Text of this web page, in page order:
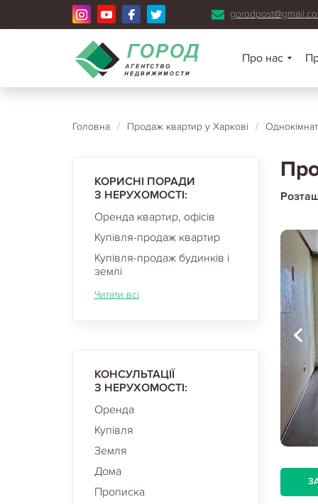
Про нас
Головна / Продаж квартир у Харкові /
КОРИСНІ ПОРАДИ
З НЕРУХОМОСТІ:
Оренда квартир, офісів
Купівля-продаж квартир
Купівля-продаж будинків і
землі
Читати всі
КОНСУЛЬТАЦІЇ
З НЕРУХОМОСТІ:
Оренда
Купівля
Земля
Дома
Прописка